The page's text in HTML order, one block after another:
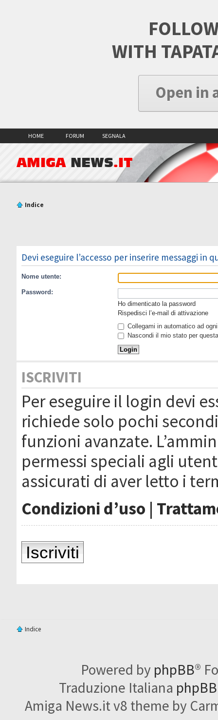
WITH
Open in
HOME FORUM SEGNALA
AMIGA NEWS.IT
Indice
Devi eseguire l’accesso per inserire messaggi in
Nome utente:
Password:
Ho dimenticato la password
Rispedisci l’e-mail di attivazione
Collegami in automatico ad
Nascondi il mio stato per
ISCRIVITI
Per eseguire il login devi
richiede solo pochi
funzioni avanzate.
permessi speciali agli
assicurati di aver letto i
Condizioni d’uso |
Iscriviti
Indice
Powered by phpBB®
Traduzione Italiana
Amiga News.it v8 theme by